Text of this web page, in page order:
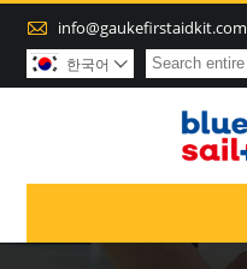
 info@gaukefirstaidkit.com
한국어 